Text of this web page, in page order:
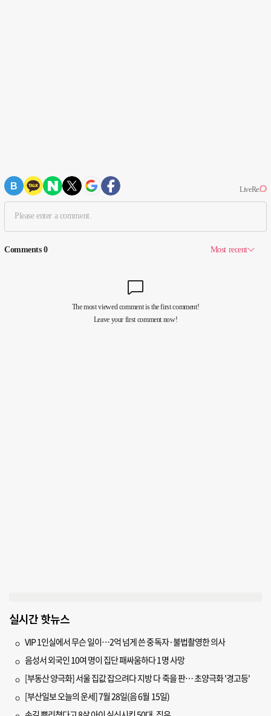
실시간 핫뉴스
VIP 1인실에서 무슨 일이…2억 넘게 쓴 중독자·불법촬영한 의사
음성서 외국인 10여 명이 집단 패싸움하다 1명 사망
[부동산 양극화] 서울 집값 잡으려다 지방 다 죽을 판… 초양극화 '경고등'
[부산일보 오늘의 운세] 7월 28일(음 6월 15일)